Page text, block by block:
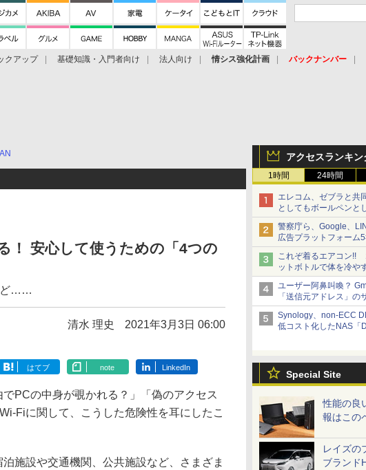
クアップ 基礎知識・入門者向け 法人向け 情シス強化計画
バックナンバー
アクセスランキン
1時間 24時間
エレコム、ゼブラと共
としてもボールペンと
スツーウェイ」発売
えずに書き込める
警察庁ら、Google、
広告プラットフォーム
広告」対策強化を要
使った投資詐欺などへ
これぞ着るエアコン!!
ットボトルで体を冷や
ードバイクにちょうど
ど！その14】【空いた
ユーザー阿鼻叫喚？
「送信元アドレス」
【やじうまWatch】
Synology、non-ECC
低コスト化したNAS「
ーズ 予算を抑えて導
Special Site
性能の良
報はこの
レイズの
ブランド
！ 安心して使うための「4つの
ど……
清水 理史 2021年3月3日 06:00
はてブ note LinkedIn
PCの中身が覗かれる？」「偽のアクセス
Fiに関して、こうした危険性を耳にしたこ
施設や交通機関、公共施設など、さまざま